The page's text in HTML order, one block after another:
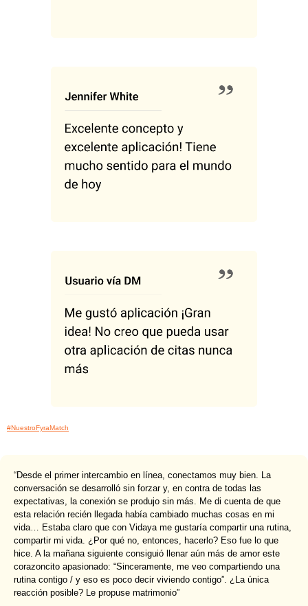
#NuestroFyraMatch
“Desde el primer intercambio en línea, conectamos muy bien. La
conversación se desarrolló sin forzar y, en contra de todas las
expectativas, la conexión se produjo sin más. Me di cuenta de que
esta relación recién llegada había cambiado muchas cosas en mi
vida… Estaba claro que con Vidaya me gustaría compartir una rutina,
compartir mi vida. ¿Por qué no, entonces, hacerlo? Eso fue lo que
hice. A la mañana siguiente consiguió llenar aún más de amor este
corazoncito apasionado: “Sinceramente, me veo compartiendo una
rutina contigo / y eso es poco decir viviendo contigo”. ¿La única
reacción posible? Le propuse matrimonio”